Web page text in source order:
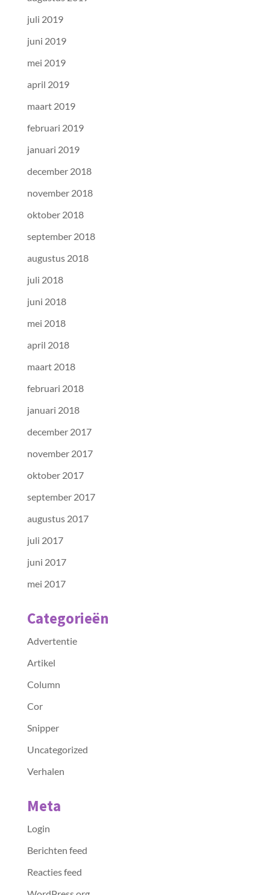
juli 2019
juni 2019
mei 2019
april 2019
maart 2019
februari 2019
januari 2019
december 2018
november 2018
oktober 2018
september 2018
augustus 2018
juli 2018
juni 2018
mei 2018
april 2018
maart 2018
februari 2018
januari 2018
december 2017
november 2017
oktober 2017
september 2017
augustus 2017
juli 2017
juni 2017
mei 2017
Categorieën
Advertentie
Artikel
Column
Cor
Snipper
Uncategorized
Verhalen
Meta
Login
Berichten feed
Reacties feed